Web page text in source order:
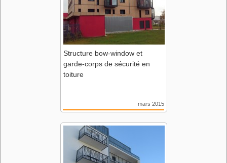
Structure bow-window et
garde-corps de sécurité en
toiture
mars 2015
44 Nantes
ASA Gimbert